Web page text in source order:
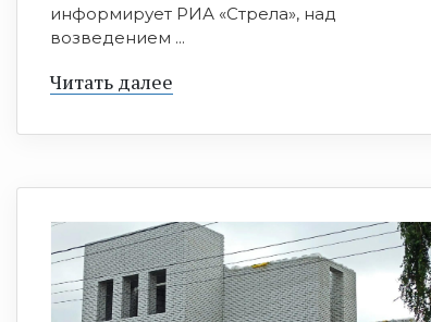
информирует РИА «Стрела», над
возведением ...
Читать далее